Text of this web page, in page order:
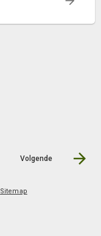
Volgende
Sitemap